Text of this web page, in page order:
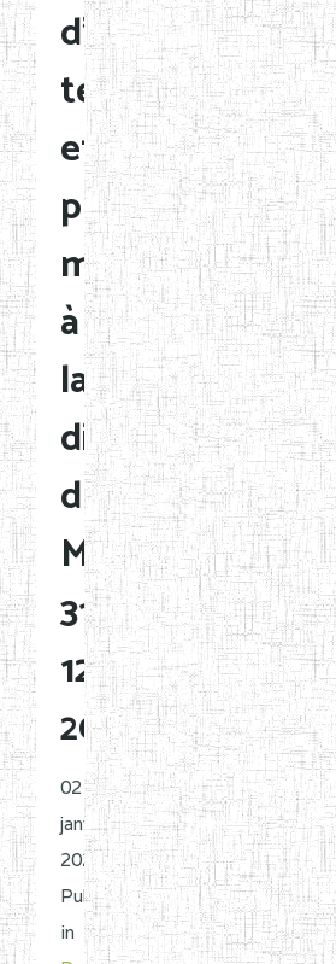
d'enseignement
technique
et
professionnel
mis
à
la
disposition
du
MINESEC
31-
12-
2025
02
janvier
2026 |
Published
in